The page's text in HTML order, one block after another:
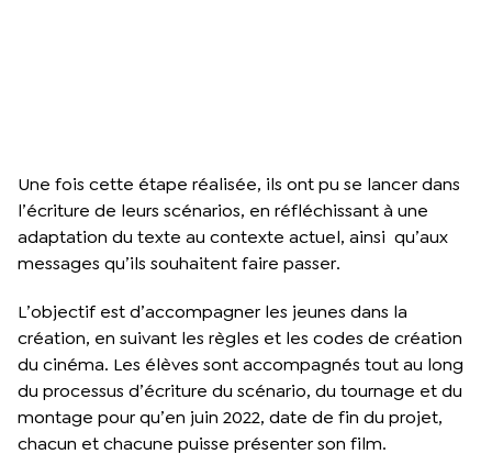
Une fois cette étape réalisée, ils ont pu se lancer dans
l’écriture de leurs scénarios, en réfléchissant à une
adaptation du texte au contexte actuel, ainsi qu’aux
messages qu’ils souhaitent faire passer.
L’objectif est d’accompagner les jeunes dans la
création, en suivant les règles et les codes de création
du cinéma. Les élèves sont accompagnés tout au long
du processus d’écriture du scénario, du tournage et du
montage pour qu’en juin 2022, date de fin du projet,
chacun et chacune puisse présenter son film.